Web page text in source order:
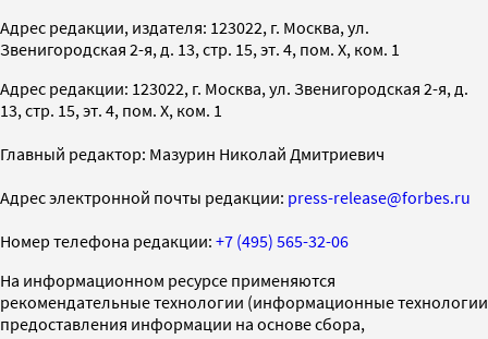
Адрес редакции, издателя: 123022, г. Москва, ул.
Звенигородская 2-я, д. 13, стр. 15, эт. 4, пом. X, ком. 1
Адрес редакции: 123022, г. Москва, ул. Звенигородская 2-я, д.
13, стр. 15, эт. 4, пом. X, ком. 1
Главный редактор: Мазурин Николай Дмитриевич
Адрес электронной почты редакции: press-release@forbes.ru
Номер телефона редакции: +7 (495) 565-32-06
На информационном ресурсе применяются
рекомендательные технологии (информационные технологии
предоставления информации на основе сбора,